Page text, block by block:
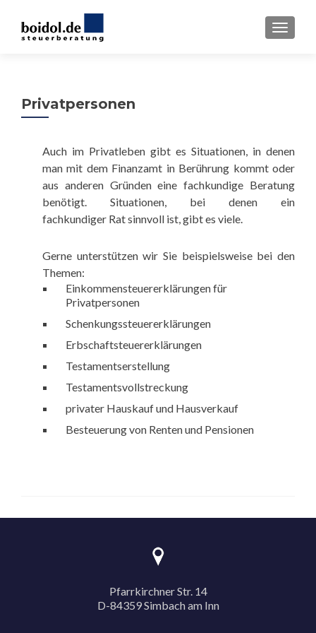
Privatpersonen
Auch im Privatleben gibt es Situationen, in denen
man mit dem Finanzamt in Berührung kommt oder
aus anderen Gründen eine fachkundige Beratung
benötigt. Situationen, bei denen ein
fachkundiger Rat sinnvoll ist, gibt es viele.
Gerne unterstützen wir Sie beispielsweise bei den
Themen:
Einkommensteuererklärungen für
Privatpersonen
Schenkungssteuererklärungen
Erbschaftsteuererklärungen
Testamentserstellung
Testamentsvollstreckung
privater Hauskauf und Hausverkauf
Besteuerung von Renten und Pensionen
Pfarrkirchner Str. 14
D-84359 Simbach am Inn